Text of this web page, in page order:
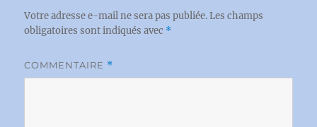
Votre adresse e-mail ne sera pas publiée. Les champs
obligatoires sont indiqués avec *
COMMENTAIRE *